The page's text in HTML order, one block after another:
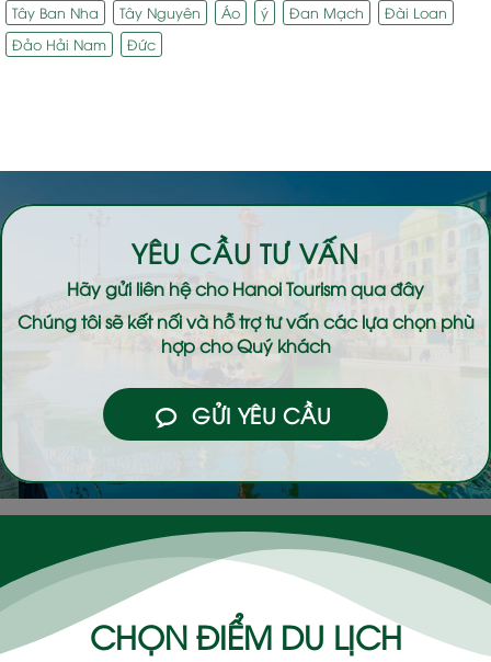
Tây Ban Nha
Tây Nguyên Áo ý Đan Mạch
Đài Loan
Đảo Hải Nam
Đức
YÊU CẦU TƯ VẤN
Hãy gửi liên hệ choHanoi Tourismqua đây
Chúng tôi sẽ kết nối và hỗ trợ tư vấn các lựa chọn phù
hợp cho Quý khách
GỬI YÊU CẦU
CHỌN ĐIỂM DU LỊCH